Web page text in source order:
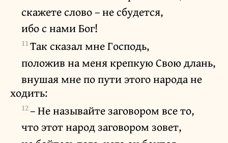
скажете слово – не сбудется,
ибо с нами Бог!
11Так сказал мне Господь,
положив на меня крепкую Свою длань,
внушая мне по пути этого народа не
ходить:
12– Не называйте заговором все то,
что этот народ заговором зовет,